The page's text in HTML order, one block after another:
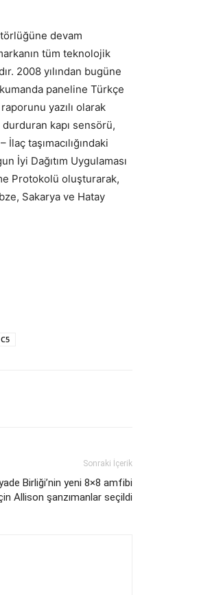
devam
tüm teknolojik
2008 yılından bugüne
paneline Türkçe
yazılı olarak
durduran kapı sensörü,
taşımacılığındaki
İyi Dağıtım Uygulaması
Protokolü oluşturarak,
Sakarya ve Hatay
Sonraki İçerik
Birliği’nin yeni 8×8 amfibi
Allison şanzımanlar seçildi